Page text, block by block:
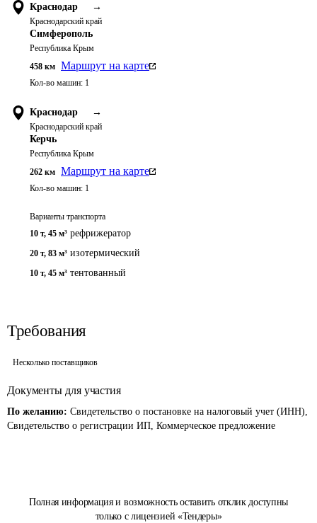
Полная информация и возможность оставить отклик доступны
только с лицензией «Тендеры»
Краснодар →
Краснодарский край
Симферополь
Республика Крым
458 км Маршрут на карте
Кол-во машин: 1
Краснодар →
Краснодарский край
Керчь
Республика Крым
262 км Маршрут на карте
Кол-во машин: 1
Варианты транспорта
10 т, 45 м³ рефрижератор
20 т, 83 м³ изотермический
10 т, 45 м³ тентованный
Требования
Несколько поставщиков
Документы для участия
По желанию: Свидетельство о постановке на налоговый учет (ИНН),
Свидетельство о регистрации ИП, Коммерческое предложение